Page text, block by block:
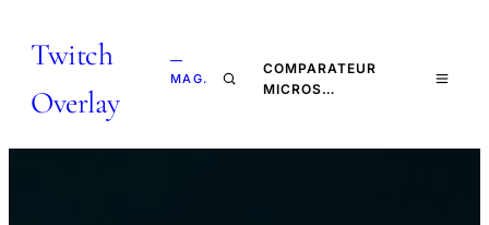
Twitch
Overlay
—
MAG.
COMPARATEUR
MICROS…